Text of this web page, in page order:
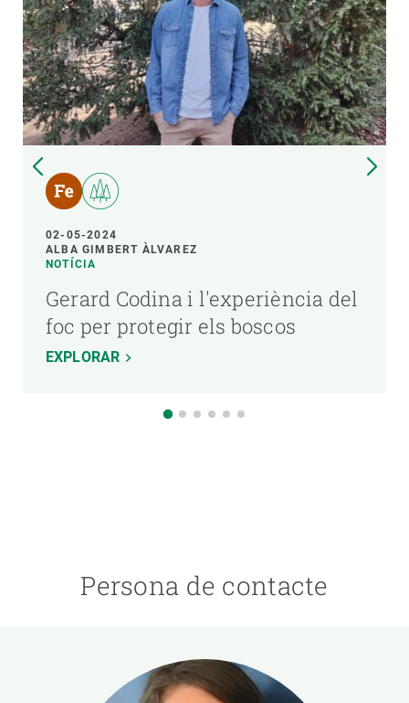
02-05-2024
ALBA GIMBERT ÀLVAREZ
NOTÍCIA
Gerard Codina i l'experiència del
foc per protegir els boscos
EXPLORAR
Persona de contacte